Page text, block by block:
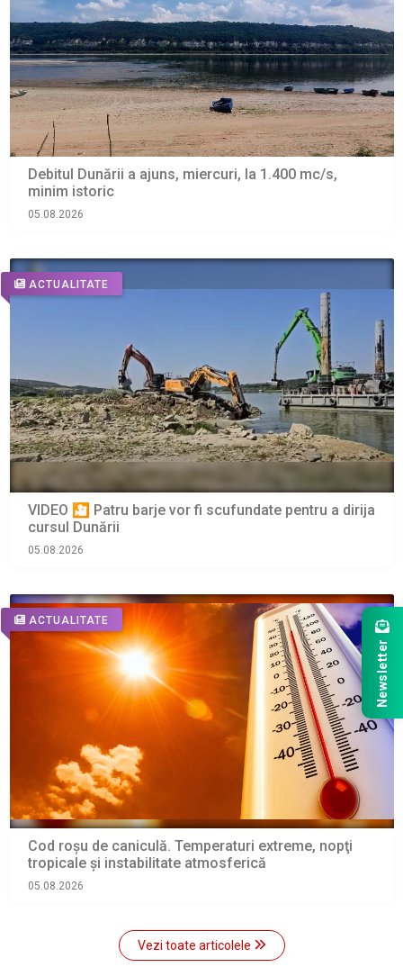
Debitul Dunării a ajuns, miercuri, la 1.400 mc/s,
minim istoric
05.08.2026
ACTUALITATE
VIDEO 🎦 Patru barje vor fi scufundate pentru a dirija
cursul Dunării
05.08.2026
ACTUALITATE
Cod roșu de caniculă. Temperaturi extreme, nopţi
tropicale şi instabilitate atmosferică
05.08.2026
Vezi toate articolele
Newsletter